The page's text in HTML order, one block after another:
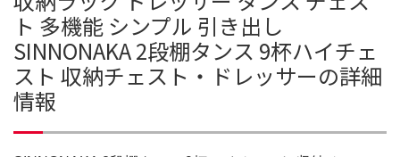
ト 多機能 シンプル 引き出し
SINNONAKA 2段棚タンス 9杯ハイチェ
スト 収納チェスト・ドレッサーの詳細
情報